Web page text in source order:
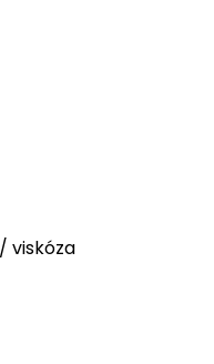
viskóza